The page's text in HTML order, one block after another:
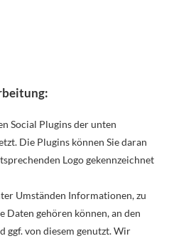
Social Plugins der unten
Die Plugins können Sie daran
Logo gekennzeichnet
Umständen Informationen, zu
Daten gehören können, an den
ggf. von diesem genutzt. Wir